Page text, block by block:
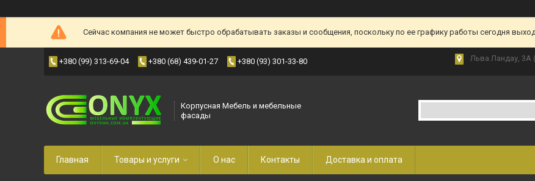
Сейчас компания не может быстро обрабатывать заказы и сообщения, поскольку по ее графику работы сегодня
+380 (99) 313-69-04 +380 (68) 439-01-27 +380 (93) 301-33-80 Льва Ландау, 3А
Корпусная Мебель и мебельные
фасады
Главная Товары и услуги О нас Контакты Доставка и оплата